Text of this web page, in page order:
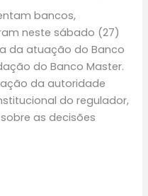
bancos,
neste sábado (27)
da atuação do Banco
do Banco Master.
da autoridade
do regulador,
as decisões